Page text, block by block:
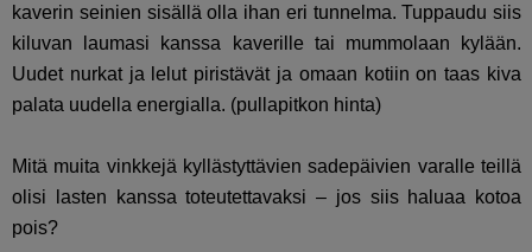
kaverin seinien sisällä olla ihan eri tunnelma. Tuppaudu siis
kiluvan laumasi kanssa kaverille tai mummolaan kylään.
Uudet nurkat ja lelut piristävät ja omaan kotiin on taas kiva
palata uudella energialla. (pullapitkon hinta)
Mitä muita vinkkejä kyllästyttävien sadepäivien varalle teillä
olisi lasten kanssa toteutettavaksi – jos siis haluaa kotoa
pois?